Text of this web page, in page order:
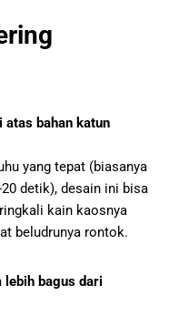
atas bahan katun
yang tepat (biasanya
detik), desain ini bisa
kain kaosnya
beludrunya rontok.
lebih bagus dari